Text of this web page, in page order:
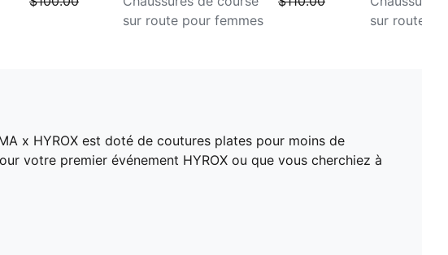
sur route pour femmes
sur route
x HYROX est doté de coutures plates pour moins de
votre premier événement HYROX ou que vous cherchiez à